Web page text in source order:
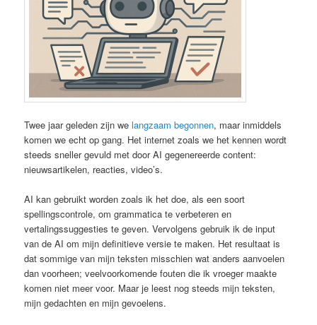
Twee jaar geleden zijn welangzaam begonnen, maar inmiddels
komen we echt op gang. Het internet zoals we het kennen wordt
steeds sneller gevuld met door AI gegenereerde content:
nieuwsartikelen, reacties, video’s.
AI kan gebruikt worden zoals ik het doe, als een soort
spellingscontrole, om grammatica te verbeteren en
vertalingssuggesties te geven. Vervolgens gebruik ik de input
van de AI om mijn definitieve versie te maken. Het resultaat is
dat sommige van mijn teksten misschien wat anders aanvoelen
dan voorheen; veelvoorkomende fouten die ik vroeger maakte
komen niet meer voor. Maar je leest nog steeds mijn teksten,
mijn gedachten en mijn gevoelens.